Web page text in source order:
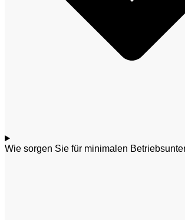
Wie sorgen Sie für minimalen